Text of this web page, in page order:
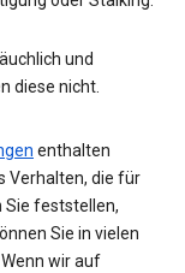
und
diese nicht.
enthalten
Verhalten, die für
Sie feststellen,
Sie in vielen
Wenn wir auf